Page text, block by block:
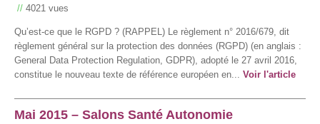
// 4021 vues
Qu’est-ce que le RGPD ? (RAPPEL) Le règlement n° 2016/679, dit
règlement général sur la protection des données (RGPD) (en anglais :
General Data Protection Regulation, GDPR), adopté le 27 avril 2016,
constitue le nouveau texte de référence européen en... Voir l'article
Mai 2015 – Salons Santé Autonomie